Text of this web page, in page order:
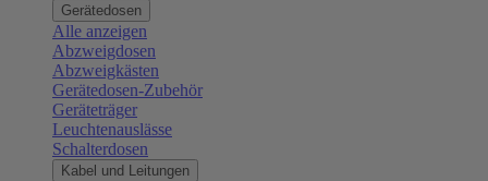
Gerätedosen
Alle anzeigen
Abzweigdosen
Abzweigkästen
Gerätedosen-Zubehör
Geräteträger
Leuchtenauslässe
Schalterdosen
Kabel und Leitungen